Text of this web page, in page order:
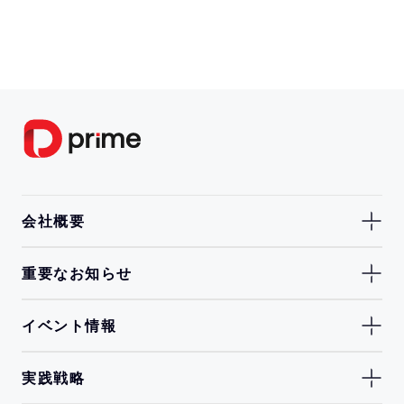
会社概要
重要なお知らせ
イベント情報
実践戦略